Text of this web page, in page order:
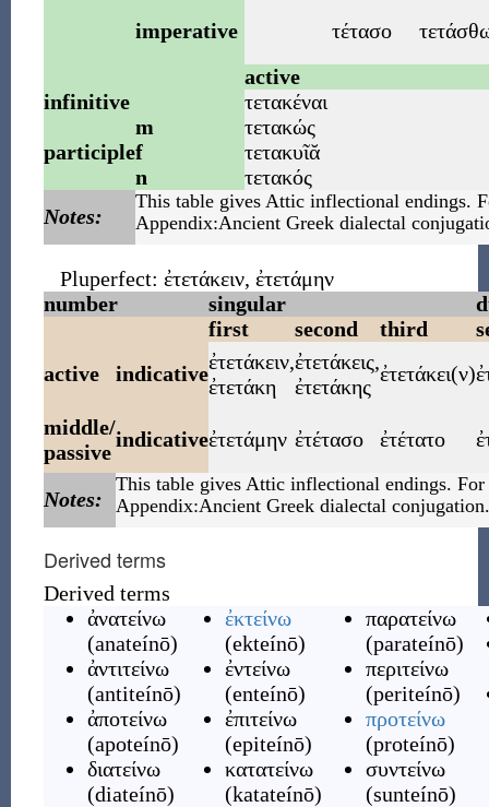
imperative τέτασο
active
infinitive
τετακέναι
participle
m
τετακώς
f
τετακυῖᾰ
n
τετακός
Notes:
This table gives Attic inflectional endings.
Appendix:Ancient Greek dialectal
Pluperfect: ἐτετάκειν, ἐτετάμην
number
singular
first
second third
active
indicativeἐτετάκειν,
ἐτετάκη
ἐτετάκεις,
ἐτετάκης
ἐτετάκει(ν)
middle/
passive
indicativeἐτετάμην ἐτέτασο ἐτέτατο
Notes:
This table gives Attic inflectional endings.
Appendix:Ancient Greek dialectal conjugation.
Derived terms
Derived terms
ἀνατείνω
(anateínō)
ἀντιτείνω
(antiteínō)
ἀποτείνω
(apoteínō)
διατείνω
(diateínō)
ἐκτείνω
(ekteínō)
ἐντείνω
(enteínō)
ἐπιτείνω
(epiteínō)
κατατείνω
(katateínō)
παρατείνω
(parateínō)
περιτείνω
(periteínō)
προτείνω
(proteínō)
συντείνω
(sunteínō)